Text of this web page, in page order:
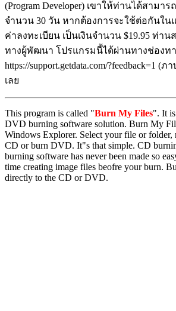
(Program Developer) เขาให้ท่านได้สามา
จำนวน 30 วัน หากต้องการจะใช้ต่อกันใน
ค่าลงทะเบียน เป็นเงินจำนวน $19.95 ท่า
ทางผู้พัฒนา โปรแกรมนี้ได้ผ่านทางช่องทาง
https://support.getdata.com/?feedback=1
เลย
This program is called "Burn My Files". It
DVD burning software solution. Burn My
Windows Explorer. Select your file or folder,
CD or burn DVD. It"s that simple. CD
burning software has never been made so
time creating image files beofre your burn.
directly to the CD or DVD.